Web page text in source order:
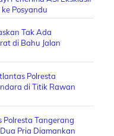
Posyandu
Tak Ada
di Bahu Jalan
Polresta
di Titik Rawan
Polresta Tangerang
Pria Diamankan